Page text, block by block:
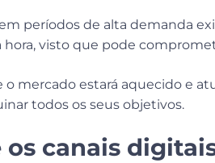
períodos de alta demanda
visto que pode
mercado estará aquecido e
todos os seus objetivos.
os canais